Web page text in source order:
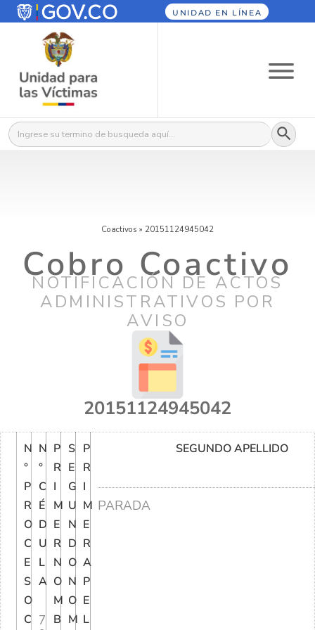
UNIDAD EN LÍNEA
Buscar: Botón
Coactivos » 20151124945042
Cobro Coactivo
NOTIFICACIÓN DE ACTOS
ADMINISTRATIVOS POR
AVISO
20151124945042
N
°
P
R
O
C
E
S
O
C
N
°
C
É
D
U
L
A
7
P
R
I
M
E
R
N
O
M
B
S
E
G
U
N
D
O
N
O
M
P
R
I
M
E
R
A
P
E
L
SEGUNDO APELLIDO
PARADA